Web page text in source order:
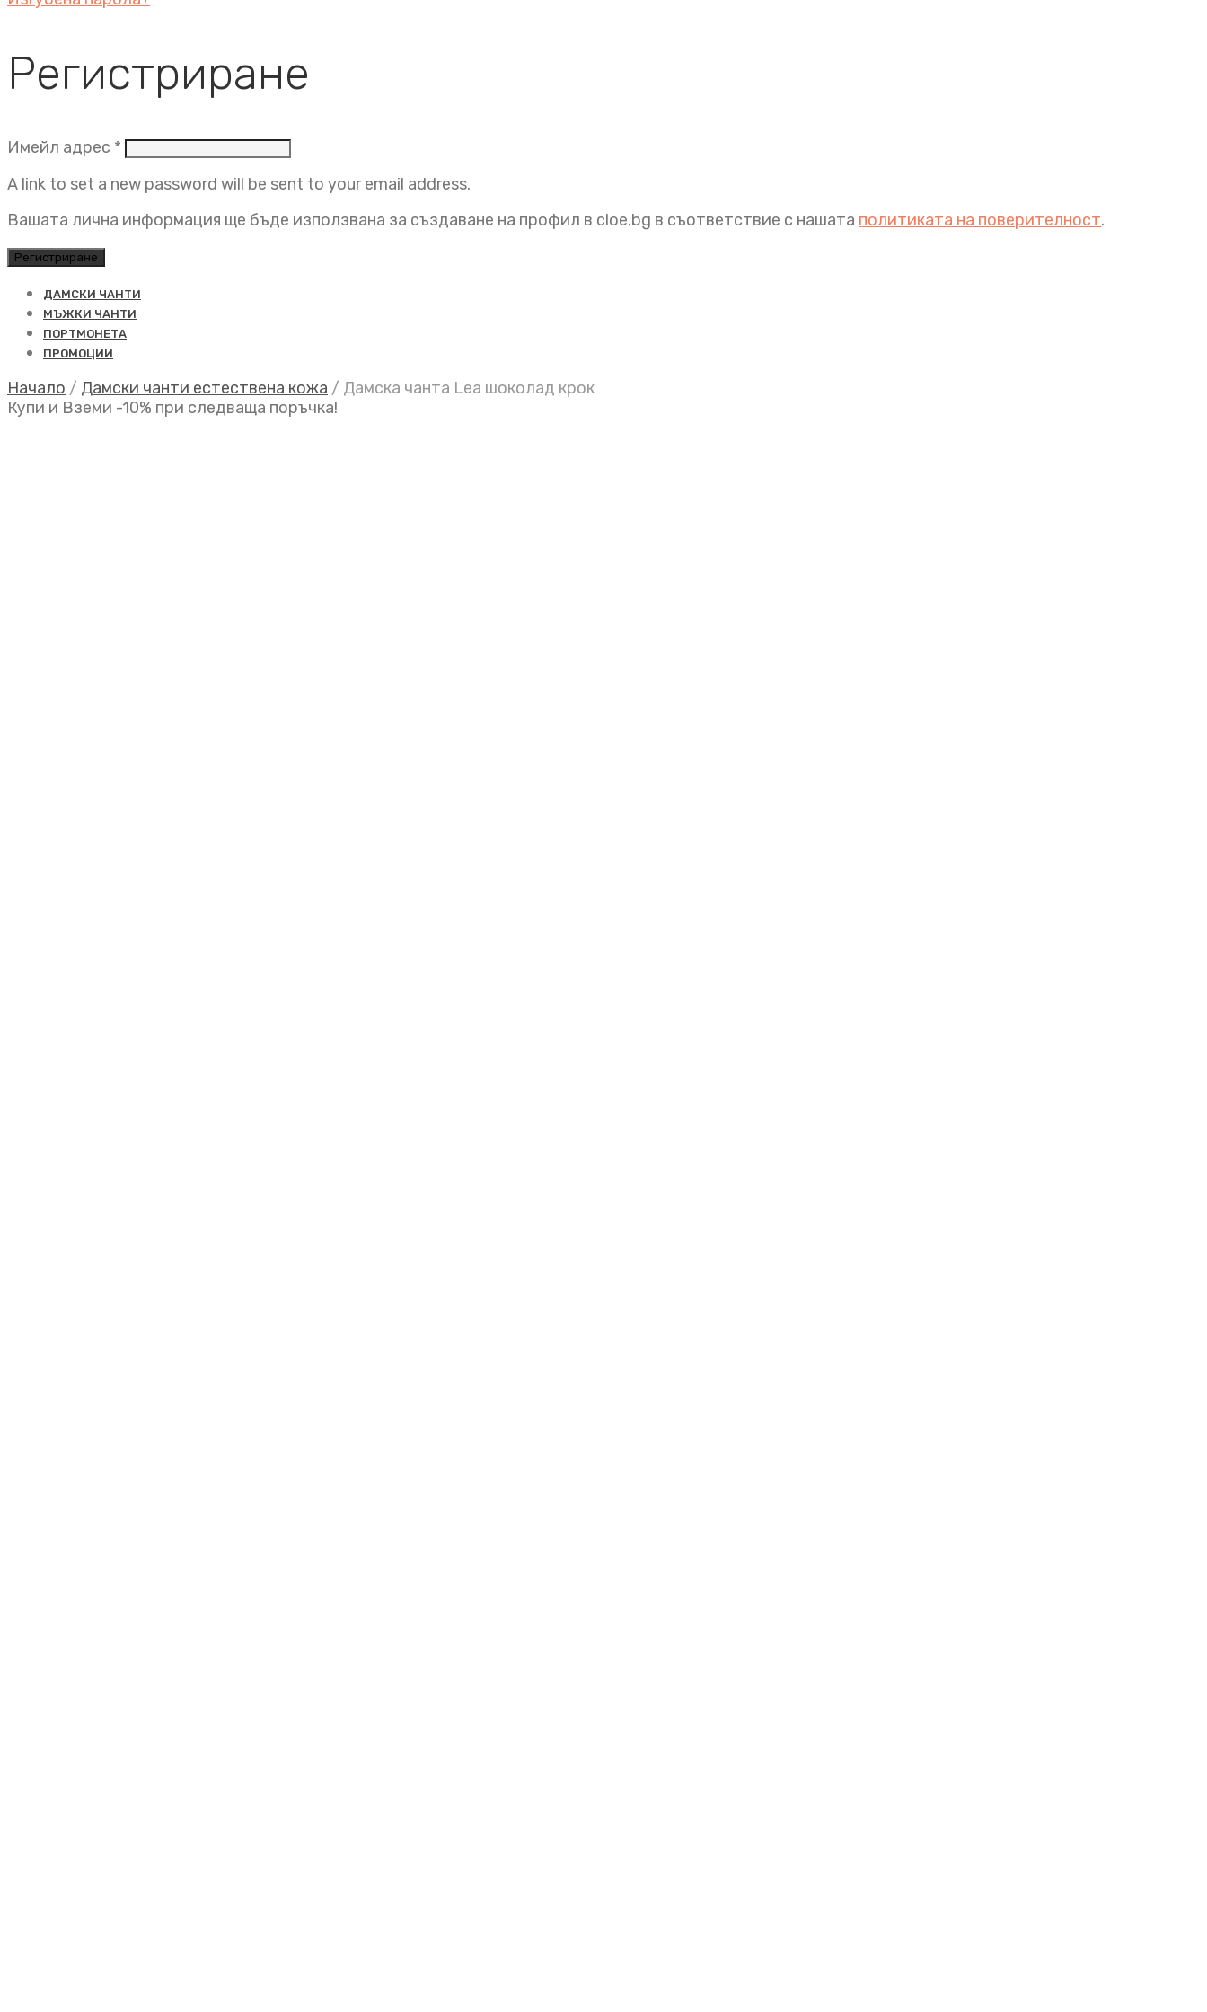
Регистриране
Имейл адрес * Задължително
A link to set a new password will be sent to your email address.
Вашата лична информация ще бъде използвана за създаване на профил в cloe.bg в съответствие с нашата политиката на поверителност.
Регистриране
ДАМСКИ ЧАНТИ
МЪЖКИ ЧАНТИ
ПОРТМОНЕТА
ПРОМОЦИИ
Начало / Дамски чанти естествена кожа / Дамска чанта Lea шоколад крок
Купи и Вземи -10% при следваща поръчка!